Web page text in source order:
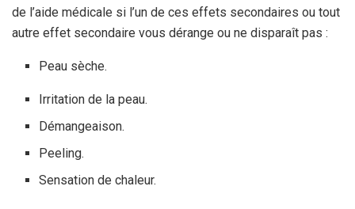
de l’aide médicale si l’un de ces effets secondaires ou tout
autre effet secondaire vous dérange ou ne disparaît pas :
Peau sèche.
Irritation de la peau.
Démangeaison.
Peeling.
Sensation de chaleur.